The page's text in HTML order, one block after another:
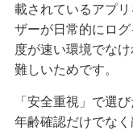
載されているアプ
ザーが日常的にロ
度が速い環境でな
難しいためです。
「安全重視」で選
年齢確認だけでな